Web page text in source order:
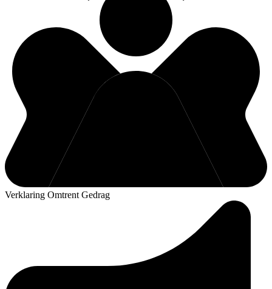
Verklaring Omtrent Gedrag